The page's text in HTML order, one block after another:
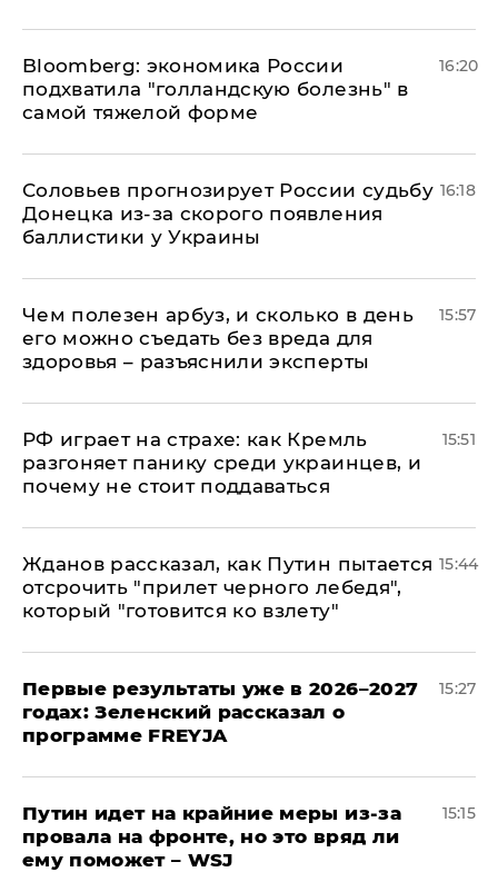
Bloomberg: экономика России
подхватила "голландскую болезнь" в
самой тяжелой форме
16:20
Соловьев прогнозирует России судьбу
Донецка из-за скорого появления
баллистики у Украины
16:18
Чем полезен арбуз, и сколько в день
его можно съедать без вреда для
здоровья – разъяснили эксперты
15:57
РФ играет на страхе: как Кремль
разгоняет панику среди украинцев, и
почему не стоит поддаваться
15:51
Жданов рассказал, как Путин пытается
отсрочить "прилет черного лебедя",
который "готовится ко взлету"
15:44
Первые результаты уже в 2026–2027
годах: Зеленский рассказал о
программе FREYJA
15:27
Путин идет на крайние меры из-за
провала на фронте, но это вряд ли
ему поможет – WSJ
15:15